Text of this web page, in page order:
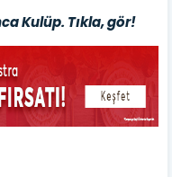
Kulüp. Tıkla, gör!